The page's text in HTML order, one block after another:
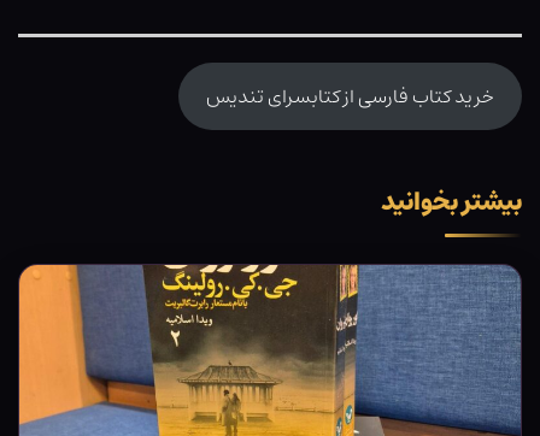
خرید کتاب فارسی از کتابسرای تندیس
بیشتر بخوانید